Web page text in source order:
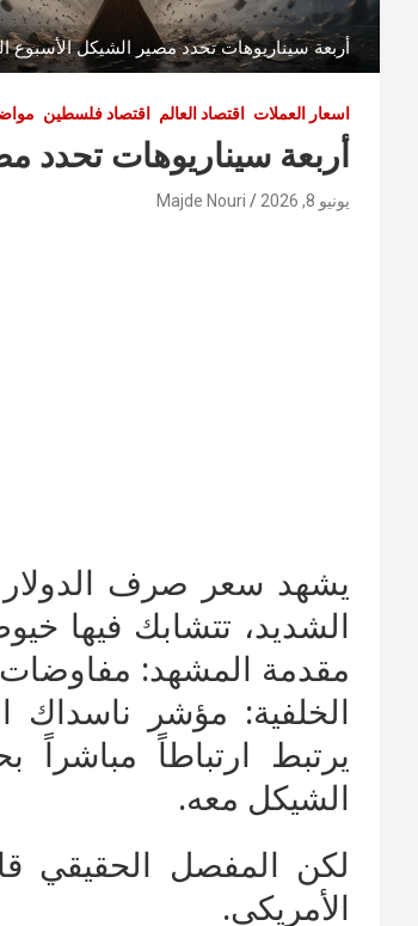
أربعة سيناريوهات تحدد مصير الشيكل الأسبوع
اسعار العملات اقتصاد العالم اقتصاد فلسطين
أربعة سيناريوهات تحدد
يونيو 8, 2026 Majde Nouri
يشهد سعر صرف الدولار
الشديد، تتشابك فيها
مقدمة المشهد: مفاوضات
يرتبط ارتباطاً
الشيكل معه.
لكن المفصل الحقيقي
الأمريكي.